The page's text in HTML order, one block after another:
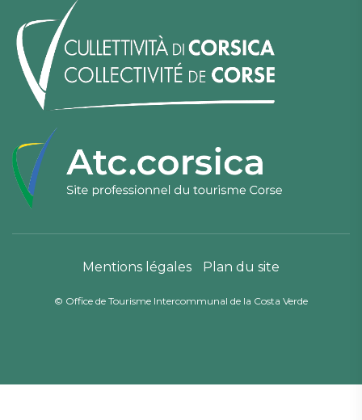
Mentions légales Plan du site
© Office de Tourisme Intercommunal de la Costa Verde